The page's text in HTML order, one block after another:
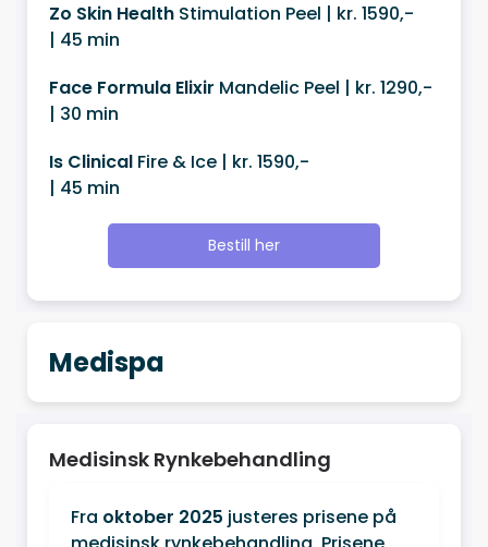
Zo Skin Health Stimulation Peel | kr. 1590,-
| 45 min
Face Formula Elixir Mandelic Peel | kr. 1290,-
| 30 min
Is Clinical Fire & Ice | kr. 1590,-
| 45 min
Bestill her
Medispa
Medisinsk Rynkebehandling
Fra oktober 2025 justeres prisene på